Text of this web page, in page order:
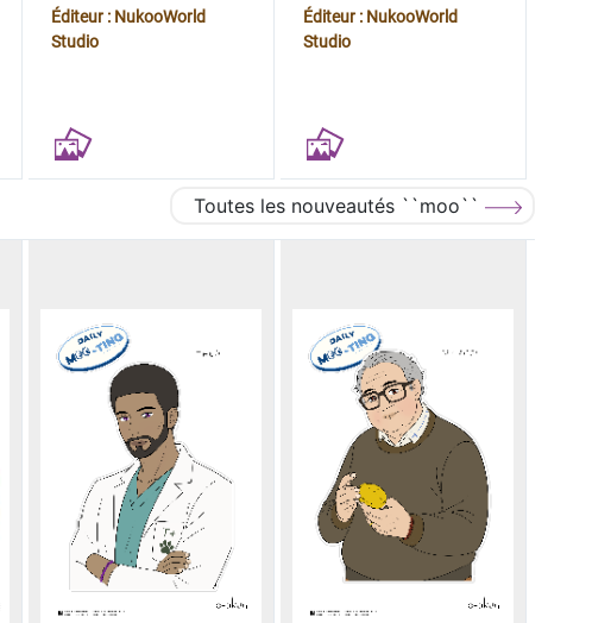
Éditeur : NukooWorld
Studio
Éditeur : NukooWorld
Studio
Toutes les nouveautés ``moo``